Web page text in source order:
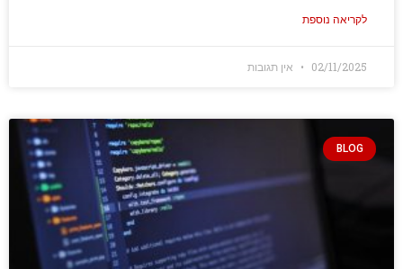
לקריאה נוספת
02/11/2025 אין תגובות
BLOG